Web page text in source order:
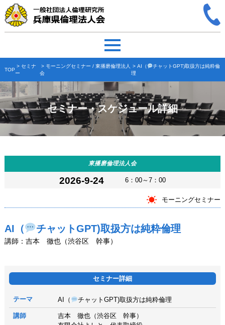
TOP
> セミナ
ー
>モーニングセミナー /東播磨倫理法人
会
> AI（
チャットGPT)取扱方は純粋倫
理
セミナー・スケジュール詳細
東播磨倫理法人会
2026-9-24 6：00～7：00
モーニングセミナー
AI（ チャットGPT)取扱方は純粋倫理
講師：吉本 徹也（渋谷区 幹事）
セミナー詳細
テーマ AI（ チャットGPT)取扱方は純粋倫理
講師
吉本 徹也（渋谷区 幹事）